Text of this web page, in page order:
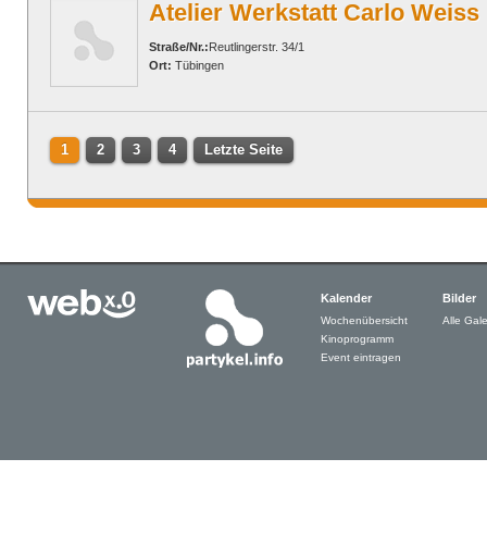
Atelier Werkstatt Carlo Weiss
Straße/Nr.:Reutlingerstr. 34/1
Ort: Tübingen
1 2 3 4 Letzte Seite
Kalender
Wochenübersicht
Kinoprogramm
Event eintragen
Bilder
Alle